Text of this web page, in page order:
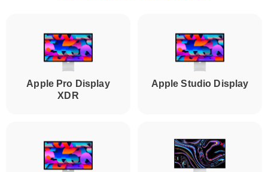
Apple Pro Display
XDR
Apple Studio Display